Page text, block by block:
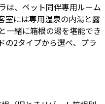
は、ペット同伴専用ルーム
室には専用温泉の内湯と露
一緒に箱根の湯を堪能でき
の2タイプから選べ、プラ